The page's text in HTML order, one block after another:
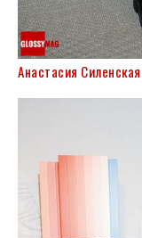
Анастасия